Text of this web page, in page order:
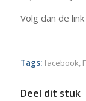
Volg dan de
Tags:facebook,
Deel dit stuk